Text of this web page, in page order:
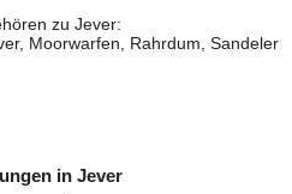
zu Jever:
Moorwarfen, Rahrdum, Sandeler
in Jever